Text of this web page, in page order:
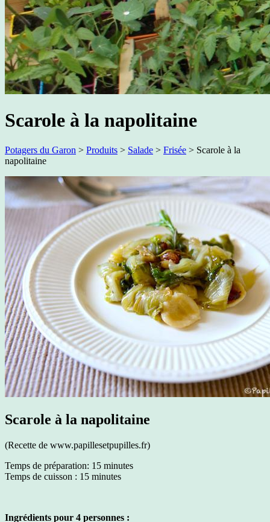
Scarole à la napolitaine
Potagers du Garon > Produits > Salade > Frisée > Scarole à la
napolitaine
Scarole à la napolitaine
(Recette de www.papillesetpupilles.fr)
Temps de préparation: 15 minutes
Temps de cuisson : 15 minutes
Ingrédients pour 4 personnes :